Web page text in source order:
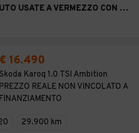
GAMMA AUTO SRL AUTO USATE A VERMEZZO CON ZELO
€ 16.490
Skoda Karoq 1.0 TSI Ambition
PREZZO REALE NON VINCOLATO A
FINANZIAMENTO
29.900 km